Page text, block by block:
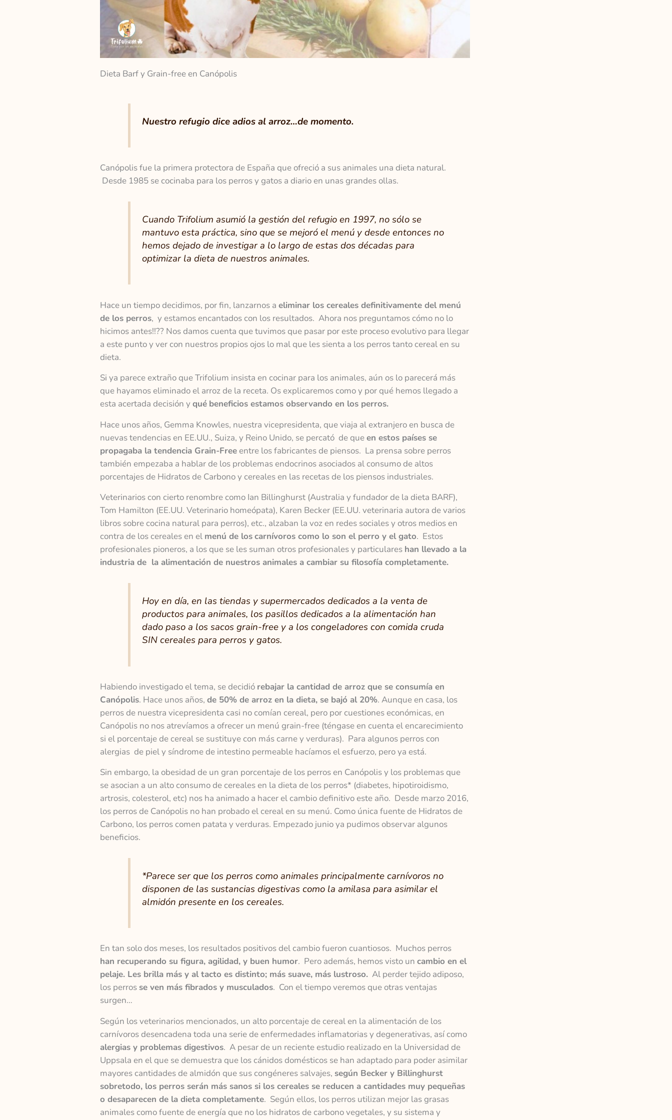
Dieta Barf y Grain-free en Canópolis
Nuestro refugio dice adios al arroz…de momento.
Canópolis fue la primera protectora de España que ofreció a sus animales una dieta natural.
Desde 1985 se cocinaba para los perros y gatos a diario en unas grandes ollas.
Cuando Trifolium asumió la gestión del refugio en 1997, no sólo se
mantuvo esta práctica, sino que se mejoró el menú y desde entonces no
hemos dejado de investigar a lo largo de estas dos décadas para
optimizar la dieta de nuestros animales.
Hace un tiempo decidimos, por fin, lanzarnos a eliminar los cereales definitivamente del menú
de los perros, y estamos encantados con los resultados. Ahora nos preguntamos cómo no lo
hicimos antes!!?? Nos damos cuenta que tuvimos que pasar por este proceso evolutivo para llegar
a este punto y ver con nuestros propios ojos lo mal que les sienta a los perros tanto cereal en su
dieta.
Si ya parece extraño que Trifolium insista en cocinar para los animales, aún os lo parecerá más
que hayamos eliminado el arroz de la receta. Os explicaremos como y por qué hemos llegado a
esta acertada decisión yqué beneficios estamos observando en los perros.
Hace unos años, Gemma Knowles, nuestra vicepresidenta, que viaja al extranjero en busca de
nuevas tendencias en EE.UU., Suiza, y Reino Unido, se percató de queen estos países se
propagaba la tendencia Grain-Freeentre los fabricantes de piensos. La prensa sobre perros
también empezaba a hablar de los problemas endocrinos asociados al consumo de altos
porcentajes de Hidratos de Carbono y cereales en las recetas de los piensos industriales.
Veterinarios con cierto renombre como Ian Billinghurst (Australia y fundador de la dieta BARF),
Tom Hamilton (EE.UU. Veterinario homeópata), Karen Becker (EE.UU. veterinaria autora de varios
libros sobre cocina natural para perros), etc., alzaban la voz en redes sociales y otros medios en
contra de los cereales en el menú de loscarnívoros como lo son el perro y el gato. Estos
profesionales pioneros, a los que se les suman otros profesionales y particulares han llevado a la
industria de la alimentación de nuestros animales a cambiar su filosofía completamente.
Hoy en día, en las tiendas y supermercados dedicados a la venta de
productos para animales, los pasillos dedicados a la alimentación han
dado paso a los sacos grain-free y a los congeladores con comida cruda
SIN cereales para perros y gatos.
Habiendo investigado el tema, se decidió rebajar la cantidad de arroz que se consumía en
Canópolis. Hace unos años, de 50% de arroz en la dieta, se bajó al 20%. Aunque en casa, los
perros de nuestra vicepresidenta casi no comían cereal, pero por cuestiones económicas, en
Canópolis no nos atrevíamos a ofrecer un menú grain-free (téngase en cuenta el encarecimiento
si el porcentaje de cereal se sustituye con más carne y verduras). Para algunos perros con
alergias de piel y síndrome de intestino permeable hacíamos el esfuerzo, pero ya está.
Sin embargo, la obesidad de un gran porcentaje de los perros en Canópolis y los problemas que
se asocian a un alto consumo de cereales en la dieta de los perros* (diabetes, hipotiroidismo,
artrosis, colesterol, etc) nos ha animado a hacer el cambio definitivo este año. Desde marzo 2016,
los perros de Canópolis no han probado el cereal en su menú. Como única fuente de Hidratos de
Carbono, los perros comen patata y verduras. Empezado junio ya pudimos observar algunos
beneficios.
*Parece ser que los perros como animales principalmente carnívoros no
disponen de las sustancias digestivas como la amilasa para asimilar el
almidón presente en los cereales.
En tan solo dos meses, los resultados positivos del cambio fueron cuantiosos. Muchos perros
han recuperando su figura, agilidad, y buen humor. Pero además, hemos visto un cambio en el
pelaje. Les brilla más y al tacto es distinto; más suave, más lustroso.Al perder tejido adiposo,
los perrosse ven más fibrados y musculados. Con el tiempo veremos que otras ventajas
surgen…
Según los veterinarios mencionados, un alto porcentaje de cereal en la alimentación de los
carnívoros desencadena toda una serie de enfermedades inflamatorias y degenerativas, así como
alergias y problemas digestivos. A pesar de un reciente estudio realizado en la Universidad de
Uppsala en el que se demuestra que los cánidos domésticos se han adaptado para poder asimilar
mayores cantidades de almidón que sus congéneres salvajes, según Becker y Billinghurst
sobretodo, los perros serán más sanos si los cereales se reducen a cantidades muy pequeñas
o desaparecen de la dieta completamente. Según ellos, los perros utilizan mejor las grasas
animales como fuente de energía que no los hidratos de carbono vegetales, y su sistema y